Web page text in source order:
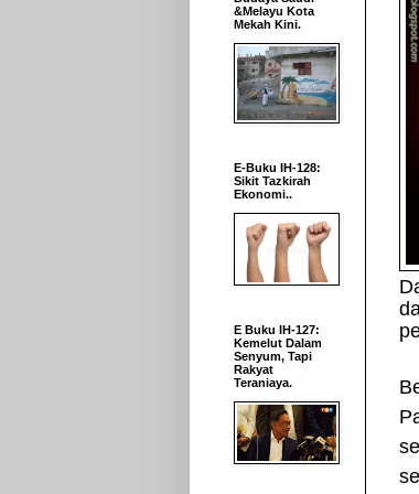
&Melayu Kota
Mekah Kini.
E-Buku IH-128:
Sikit Tazkirah
Ekonomi..
E Buku IH-127:
Kemelut Dalam
Senyum, Tapi
Rakyat
Teraniaya.